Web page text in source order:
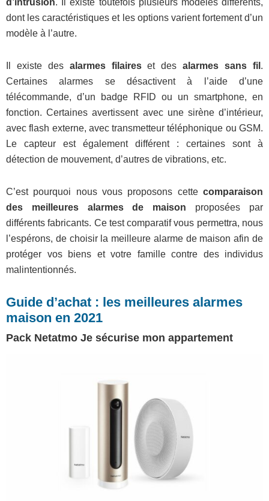
d’intrusion. Il existe toutefois plusieurs modèles différents,
dont les caractéristiques et les options varient fortement d’un
modèle à l’autre.
Il existe desalarmes filaireset des alarmes sans fil .
Certaines alarmes se désactivent à l’aide d’une
télécommande, d’un badge RFID ou un smartphone, en
fonction. Certaines avertissent avec une sirène d’intérieur,
avec flash externe, avec transmetteur téléphonique ou GSM.
Le capteur est également différent : certaines sont à
détection de mouvement, d’autres de vibrations, etc.
C’est pourquoi nous vous proposons cettecomparaison
des meilleures alarmes de maison proposées par
différents fabricants. Ce test comparatif vous permettra, nous
l’espérons, de choisir la meilleure alarme de maison afin de
protéger vos biens et votre famille contre des individus
malintentionnés.
Guide d’achat : les meilleures alarmes
maison en 2021
Pack Netatmo Je sécurise mon appartement